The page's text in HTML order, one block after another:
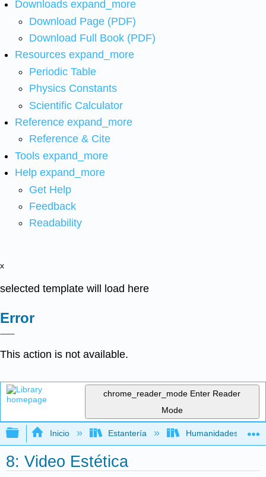
Downloads expand_more
Download Page (PDF)
Download Full Book (PDF)
Resources expand_more
Periodic Table
Physics Constants
Scientific Calculator
Reference expand_more
Reference & Cite
Tools expand_more
Help expand_more
Get Help
Feedback
Readability
x
selected template will load here
Error
This action is not available.
chrome_reader_mode Enter Reader
Mode
Expandir/contraer jerarquía global
Inicio Estantería Humanidades
8: Video Estética